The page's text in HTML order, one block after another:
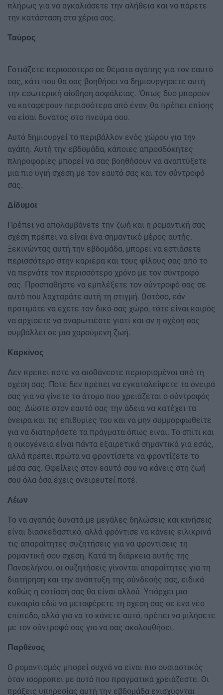
πλήρως για να αγκαλιάσετε την αλήθεια και να πάρετε
την κατάσταση στα χέρια σας.
Ταύρος
Εστιάζετε περισσότερο σε θέματα αγάπης για τον εαυτό
σας, κάτι που θα σας βοηθήσει να δημιουργήσετε αυτή
την εσωτερική αίσθηση ασφάλειας. ‘Οπως δύο μπορούν
να καταφέρουν περισσότερα από έναν, θα πρέπει επίσης
να είσαι δυνατός στο πνεύμα σου.
Αυτό δημιουργεί το περιβάλλον ενός χώρου για την
αγάπη. Αυτή την εβδομάδα, κάποιες απροσδόκητες
πληροφορίες μπορεί να σας βοηθήσουν να αναπτύξετε
μια πιο υγιή σχέση με τον εαυτό σας και τον σύντροφό
σας.
Δίδυμοι
Πρέπει να απολαμβάνετε την ζωή και η ρομαντική σας
σχέση πρέπει να είναι ένα σημαντικό μέρος αυτής.
Ξεκινώντας αυτή την εβδομάδα, μπορεί να εστιάσετε
περισσότερο στην καριέρα και τους φίλους σας από το
να περνάτε τον περισσότερο χρόνο με τον σύντροφό
σας. Προσπαθήστε να εμπλέξετε τον σύντροφό σας σε
αυτό που λαχταράτε αυτή τη στιγμή. Ωστόσο, εάν
προτιμάτε να έχετε τον δικό σας χώρο, τότε είναι καιρός
να αρχίσετε να αναρωτιέστε γιατί και αν η σχέση σας
συμβάλλει σε μια χαρούμενη ζωή.
Καρκίνος
Δεν πρέπει ποτέ να αισθάνεστε περιορισμένοι από τη
σχέση σας. Ποτέ δεν πρέπει να εγκαταλείψετε τα όνειρά
σας για να γίνετε το άτομο που χρειάζεται ο σύντροφός
σας. Δώστε στον εαυτό σας την άδεια να κατέχει τα
όνειρα και τις επιθυμίες του και να μην συμμορφωθείτε
για να διατηρήσετε τα πράγματα όπως είναι. Το σπίτι και
η οικογένεια είναι πάντα εξαιρετικά σημαντικά για εσάς,
αλλά πρέπει πρώτα να φροντίσετε να φροντίζετε το
μέσα σας. Οφείλεις στον εαυτό σου να κάνεις στη ζωή
σου όλα όσα έχεις ονειρευτεί ποτέ.
Λέων
Το να αγαπάς δυνατά με μεγάλες δηλώσεις και κινήσεις
είναι διασκεδαστικό, αλλά φρόντισε να κάνεις ειλικρινά
τις απαραίτητες συζητήσεις για να φροντίσεις τη
ρομαντική σου σχέση. Κατά τη διάρκεια αυτής της
Πανσελήνου, οι συζητήσεις γίνονται απαραίτητες για τη
διατήρηση και την ανάπτυξη της σύνδεσής σας, ειδικά
καθώς η εστίασή σας θα είναι αλλού. Υπάρχει μια
ευκαιρία εδώ να μεταφέρετε τη σχέση σας σε ένα νέο
επίπεδο, αλλά για να το κάνετε αυτό, πρέπει να μιλήσετε
με τον σύντροφό σας για να σας ακολουθήσει.
Παρθένος
Ο ρομαντισμός μπορεί συχνά να είναι πιο ουσιαστικός
όταν ισορροπεί με αυτό που πραγματικά χρειάζεστε. Οι
πράξεις υπηρεσίας αυτή την εβδομάδα ενισχύονται